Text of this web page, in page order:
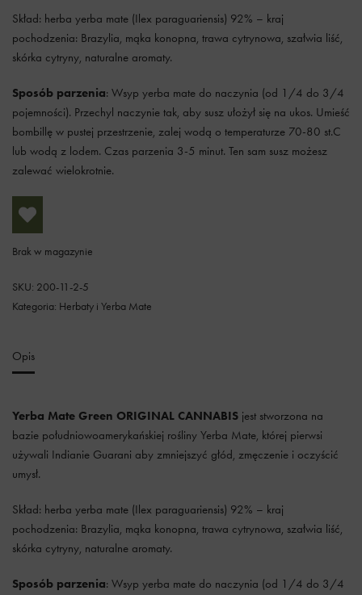
Skład: herba yerba mate (Ilex paraguariensis) 92% – kraj
pochodzenia: Brazylia, mąka konopna, trawa cytrynowa, szałwia liść,
skórka cytryny, naturalne aromaty.
Sposób parzenia: Wsyp yerba mate do naczynia (od 1/4 do 3/4
pojemności). Przechyl naczynie tak, aby susz ułożył się na ukos. Umieść
bombillę w pustej przestrzenie, zalej wodą o temperaturze 70-80 st.C
lub wodą z lodem. Czas parzenia 3-5 minut. Ten sam susz możesz
zalewać wielokrotnie.
Brak w magazynie
SKU: 200-11-2-5
Kategoria: Herbaty i Yerba Mate
Opis
Yerba Mate Green ORIGINAL CANNABIS jest stworzona na
bazie południowoamerykańskiej rośliny Yerba Mate, której pierwsi
używali Indianie Guarani aby zmniejszyć głód, zmęczenie i oczyścić
umysł.
Skład: herba yerba mate (Ilex paraguariensis) 92% – kraj
pochodzenia: Brazylia, mąka konopna, trawa cytrynowa, szałwia liść,
skórka cytryny, naturalne aromaty.
Sposób parzenia: Wsyp yerba mate do naczynia (od 1/4 do 3/4